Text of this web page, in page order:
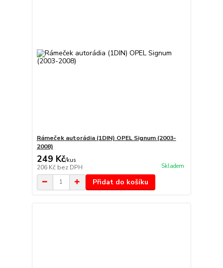
Rámeček autorádia (1DIN) OPEL Signum (2003-
2008)
249 Kč/kus
206 Kč bez DPH Skladem
Přidat do košíku